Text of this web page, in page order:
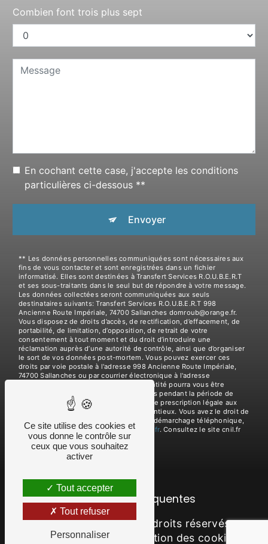
Combien font trois plus sept
En cochant cette case, j'accepte les conditions
particulières ci-dessous **
Envoyer
** Les données personnelles communiquées sont nécessaires aux
fins de vous contacter et sont enregistrées dans un fichier
informatisé. Elles sont destinées à Transfert Services R.O.U.B.E.R.T
et ses sous-traitants dans le seul but de répondre à votre message.
Les données collectées seront communiquées aux seuls
destinataires suivants: Transfert Services R.O.U.B.E.R.T 998
Ancienne Route Impériale, 74700 Sallanches domroub@orange.fr.
Vous disposez de droits d’accès, de rectification, d’effacement, de
portabilité, de limitation, d’opposition, de retrait de votre
consentement à tout moment et du droit d’introduire une
réclamation auprès d’une autorité de contrôle, ainsi que d’organiser
le sort de vos données post-mortem. Vous pouvez exercer ces
droits par voie postale à l'adresse 998 Ancienne Route Impériale,
74700 Sallanches ou par courrier électronique à l'adresse
domroub@orange.fr. Un justificatif d'identité pourra vous être
demandé. Nous conservons vos données pendant la période de
prise de contact puis pendant la durée de prescription légale aux
fins probatoires et de gestion des contentieux. Vous avez le droit de
vous inscrire sur la liste d'opposition au démarchage téléphonique,
disponible à cette adresse: Bloctel.gouv.fr. Consultez le site cnil.fr
pour plus d’informations sur vos droits.
Recherches fréquentes
©Vistalid- 2026 - Tous droits réservés -
Mentions légales
Gestion des cookies
Ce site utilise des cookies et
vous donne le contrôle sur
ceux que vous souhaitez
activer
Tout accepter
Tout refuser
Personnaliser